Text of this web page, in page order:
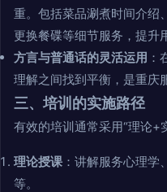
重。包括菜品涮煮时间介绍
更换餐碟等细节服务，提升
方言与普通话的灵活运用 ：
理解之间找到平衡，是重庆
三、培训的实施路径
有效的培训通常采用“理论+
理论授课 ：讲解服务心理
等。